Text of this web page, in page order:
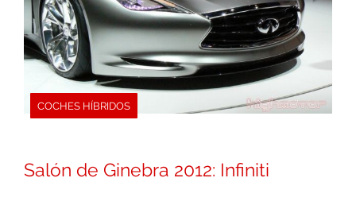
COCHES HÍBRIDOS
Salón de Ginebra 2012: Infiniti